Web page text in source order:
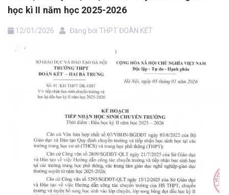
học kì II năm học 2025-2026
12/01/2026 Đăng bởi THPT ĐOÀN KẾT